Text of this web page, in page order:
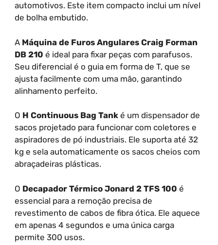
automotivos. Este item compacto inclui um nível
de bolha embutido.
A Máquina de Furos Angulares Craig Forman
DB 210 é ideal para fixar peças com parafusos.
Seu diferencial é o guia em forma de T, que se
ajusta facilmente com uma mão, garantindo
alinhamento perfeito.
O H Continuous Bag Tank é um dispensador de
sacos projetado para funcionar com coletores e
aspiradores de pó industriais. Ele suporta até 32
kg e sela automaticamente os sacos cheios com
abraçadeiras plásticas.
O Decapador Térmico Jonard 2 TFS 100 é
essencial para a remoção precisa de
revestimento de cabos de fibra ótica. Ele aquece
em apenas 4 segundos e uma única carga
permite 300 usos.